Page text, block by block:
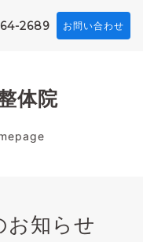
2689 お問い合わせ
体院
お知らせ